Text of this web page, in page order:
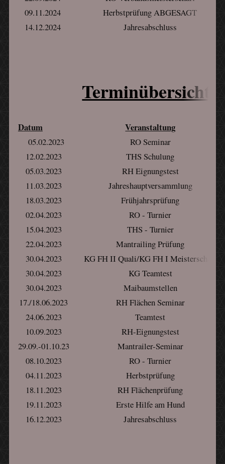
09.11.2024
Herbstprüfung ABGESAGT
14.12.2024
Jahresabschluss
Terminübersicht
Datum Veranstaltung
05.02.2023
RO Seminar
12.02.2023
THS Schulung
05.03.2023
RH Eignungstest
11.03.2023
Jahreshauptversammlung
18.03.2023
Frühjahrsprüfung
02.04.2023
RO - Turnier
15.04.2023
THS - Turnier
22.04.2023
Mantrailing Prüfung
30.04.2023
KG FH II Quali/KG FH I Meisterschaft
30.04.2023
KG Teamtest
30.04.2023
Maibaumstellen
17./18.06.2023
RH Flächen Seminar
24.06.2023
Teamtest
10.09.2023
RH-Eignungstest
29.09.-01.10.23
Mantrailer-Seminar
08.10.2023
RO - Turnier
04.11.2023
Herbstprüfung
18.11.2023
RH Flächenprüfung
19.11.2023
Erste Hilfe am Hund
16.12.2023
Jahresabschluss